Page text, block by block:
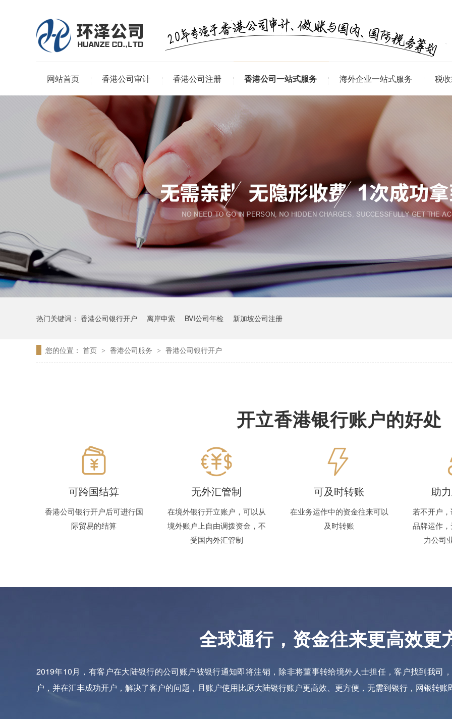
网站首页 香港公司审计 香港公司注册 香港公司一站式服务 海外企业一站式服务 税
热门关键词： 香港公司银行开户 离岸申索 BVI公司年检 新加坡公司注册
您的位置： 首页 > 香港公司服务 > 香港公司银行开户
开立香港银行账户的好处
可跨国结算
香港公司银行开户后可进行国
际贸易的结算
无外汇管制
在境外银行开立账户，可以从
境外账户上自由调拨资金，不
受国内外汇管制
可及时转账
在业务运作中的资金往来可以
及时转账
助
若不开户
品牌运作
力公司
全球通行，资金往来更高效更
2019年10月，有客户在大陆银行的公司账户被银行通知即将注销，除非将董事转给境外人士担任，客户找到我司
户，并在汇丰成功开户，解决了客户的问题，且账户使用比原大陆银行账户更高效、更方便，无需到银行，网银转